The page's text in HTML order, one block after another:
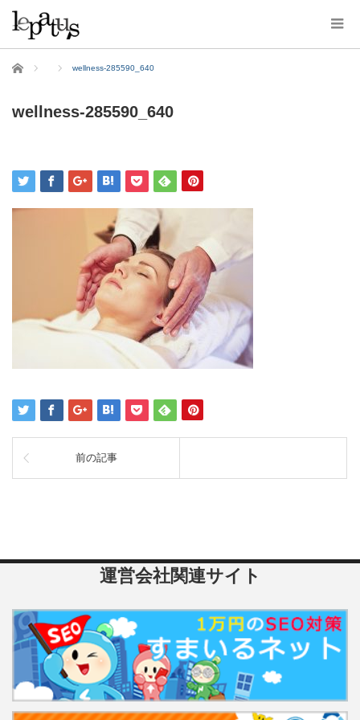
ホーム wellness-285590_640
wellness-285590_640
前の記事
運営会社関連サイト